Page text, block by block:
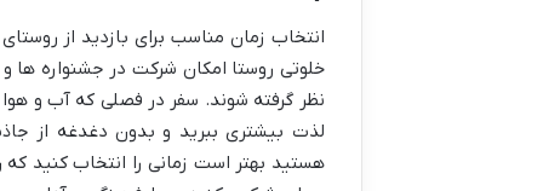
انتخاب زمان مناسب برای بازدید از
خلوتی روستا امکان شرکت در جشنواره
نظر گرفته شوند. سفر در فصلی که آب و
لذت بیشتری ببرید و بدون دغدغه از
هستید بهتر است زمانی را انتخاب کنید